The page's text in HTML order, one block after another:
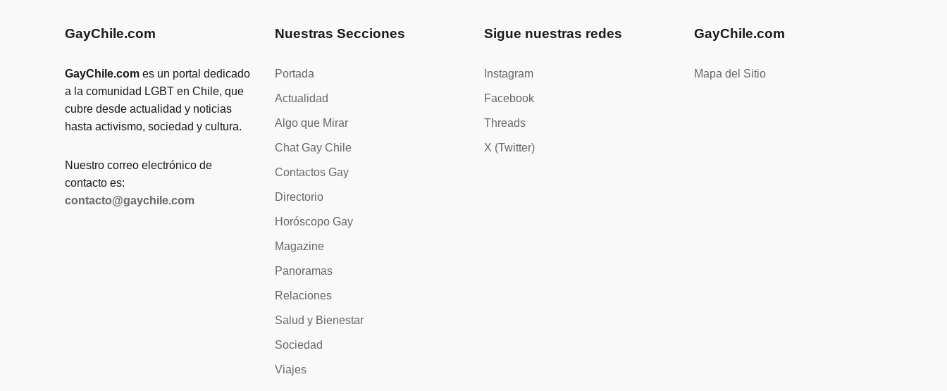
GayChile.com
GayChile.com es un portal dedicado
a la comunidad LGBT en Chile, que
cubre desde actualidad y noticias
hasta activismo, sociedad y cultura.
Nuestro correo electrónico de
contacto es:
contacto@gaychile.com
Nuestras Secciones
Portada
Actualidad
Algo que Mirar
Chat Gay Chile
Contactos Gay
Directorio
Horóscopo Gay
Magazine
Panoramas
Relaciones
Salud y Bienestar
Sociedad
Viajes
Sigue nuestras redes
Instagram
Facebook
Threads
X (Twitter)
GayChile.com
Mapa del Sitio